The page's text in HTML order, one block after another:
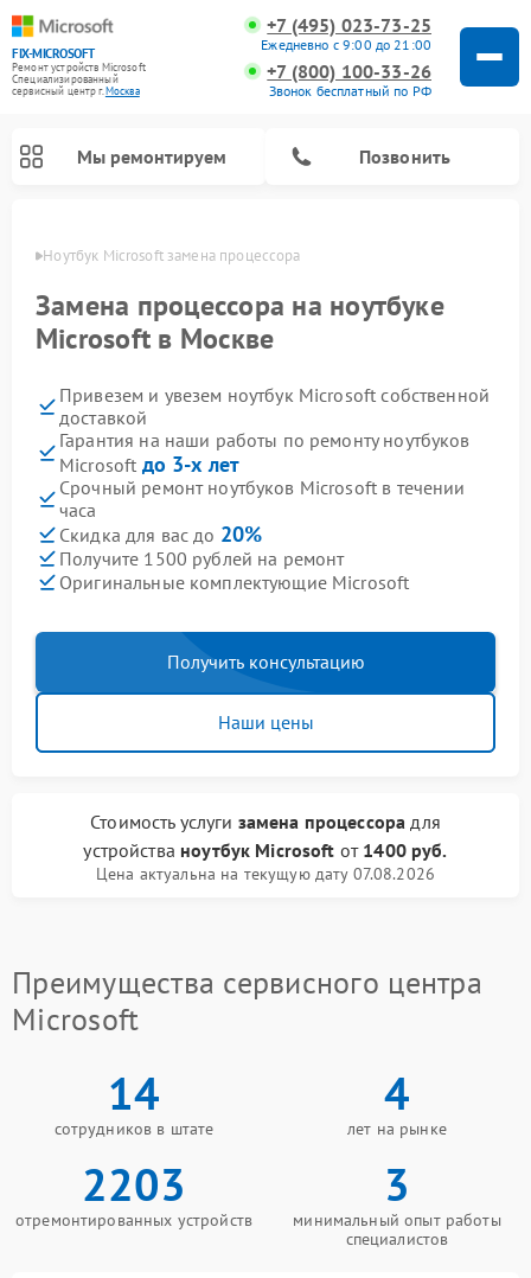
FIX-MICROSOFT
Ремонт устройств Microsoft
Специализированный
cервисный центр г.Москва
+7 (495) 023-73-25
Ежедневно с 9:00 до 21:00
+7 (800) 100-33-26
Звонок бесплатный по РФ
Мы ремонтируем Позвонить
Ноутбук Microsoft замена процессора
Замена процессора на ноутбуке
Microsoft в Москве
Привезем и увезем ноутбук Microsoft собственной
доставкой
Гарантия на наши работы по ремонту ноутбуков
Microsoft до 3-х лет
Срочный ремонт ноутбуков Microsoft в течении
часа
Скидка для вас до 20%
Получите 1500 рублей на ремонт
Оригинальные комплектующие Microsoft
Получить консультацию
Наши цены
Стоимость услуги замена процессора для
устройства ноутбук Microsoft от 1400 руб.
Цена актуальна на текущую дату 07.08.2026
Преимущества сервисного центра
Microsoft
14
сотрудников в штате
4
лет на рынке
2203
отремонтированных устройств
3
минимальный опыт работы
специалистов